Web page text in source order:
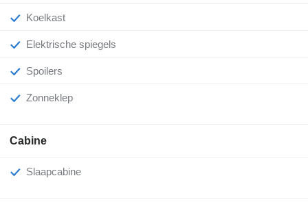
Koelkast
Elektrische spiegels
Spoilers
Zonneklep
Cabine
Slaapcabine